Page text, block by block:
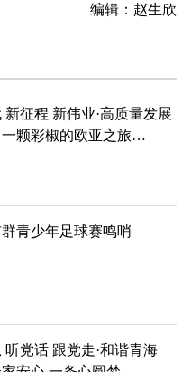
编辑：赵生欣
新征程 新伟业·高质量发展
颗彩椒的欧亚之旅
青少年足球赛鸣哨
听党话 跟党走·和谐青海